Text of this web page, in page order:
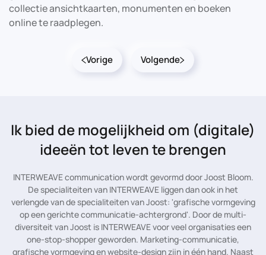
collectie ansichtkaarten, monumenten en boeken
online te raadplegen.
Vorige Volgende
Ik bied de mogelijkheid om (digitale)
ideeën tot leven te brengen
INTERWEAVE communication wordt gevormd door Joost Bloom.
De specialiteiten van INTERWEAVE liggen dan ook in het
verlengde van de specialiteiten van Joost: 'grafische vormgeving
op een gerichte communicatie-achtergrond'. Door de multi-
diversiteit van Joost is INTERWEAVE voor veel organisaties een
one-stop-shopper geworden. Marketing-communicatie,
grafische vormgeving en website-design zijn in één hand. Naast